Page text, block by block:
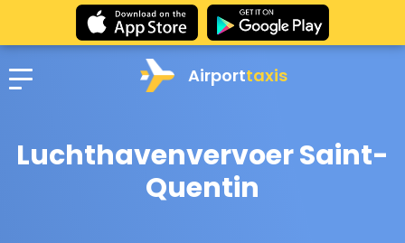
Airporttaxis
Luchthavenvervoer Saint-
Quentin